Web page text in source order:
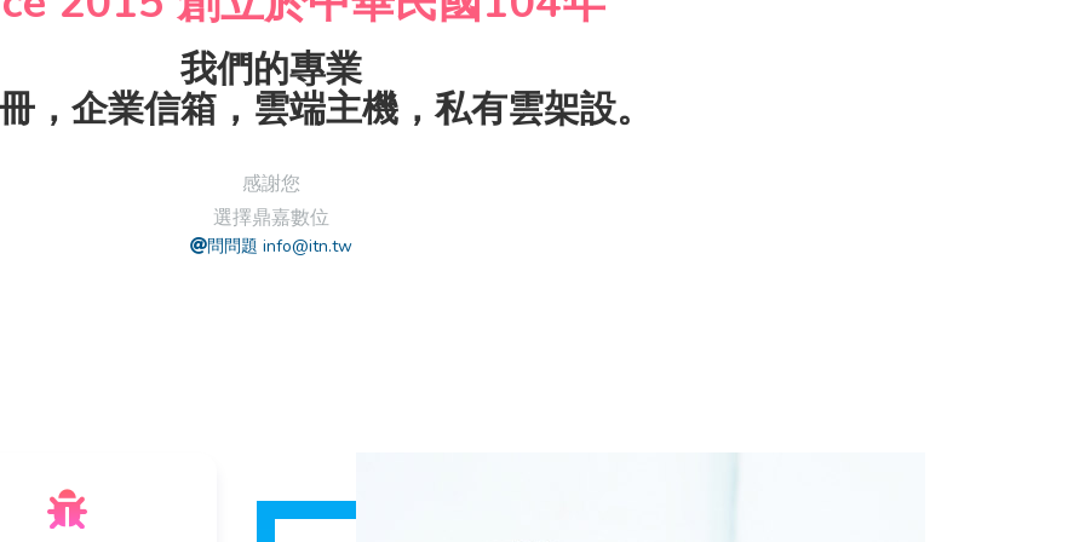
我們的專業
，企業信箱，雲端主機，私有雲架設。
感謝您
選擇鼎嘉數位
問問題 info@itn.tw